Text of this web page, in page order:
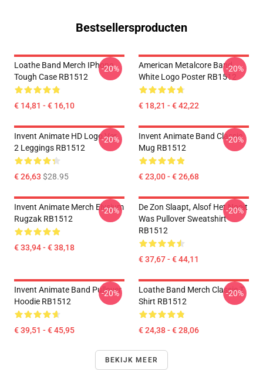
Bestsellersproducten
Loathe Band Merch IPhone
Tough Case RB1512
€ 14,81 - € 16,10
-20%
American Metalcore Band
White Logo Poster RB1512
€ 18,21 - € 42,22
-20%
Invent Animate HD Logo Ver.
2 Leggings RB1512
€ 26,63 $28.95
-20%
Invent Animate Band Classic
Mug RB1512
€ 23,00 - € 26,68
-20%
Invent Animate Merch Elysium
Rugzak RB1512
€ 33,94 - € 38,18
-20%
De Zon Slaapt, Alsof Het Nooit
Was Pullover Sweatshirt
RB1512
€ 37,67 - € 44,11
-20%
Invent Animate Band Pullover
Hoodie RB1512
€ 39,51 - € 45,95
-20%
Loathe Band Merch Classic T
Shirt RB1512
€ 24,38 - € 28,06
-20%
BEKIJK MEER